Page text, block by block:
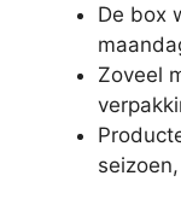
De box
Zoveel